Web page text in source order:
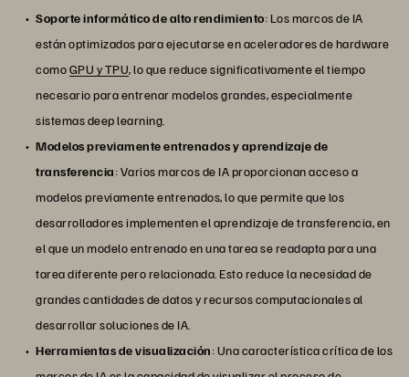
Soporte informático de alto rendimiento: Los marcos de IA
están optimizados para ejecutarse en aceleradores de hardware
comoGPU y TPU, lo que reduce significativamente el tiempo
necesario para entrenar modelos grandes, especialmente
sistemas deep learning.
Modelos previamente entrenados y aprendizaje de
transferencia: Varios marcos de IA proporcionan acceso a
modelos previamente entrenados, lo que permite que los
desarrolladores implementen el aprendizaje de transferencia, en
el que un modelo entrenado en una tarea se readapta para una
tarea diferente pero relacionada. Esto reduce la necesidad de
grandes cantidades de datos y recursos computacionales al
desarrollar soluciones de IA.
Herramientas de visualización: Una característica crítica de los